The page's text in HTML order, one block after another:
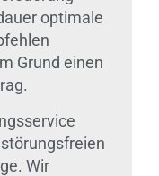
optimale
Grund einen
Wir